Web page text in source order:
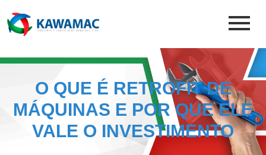
O QUE É RETROFIT DE
MÁQUINAS E POR QUE ELE
VALE O INVESTIMENTO